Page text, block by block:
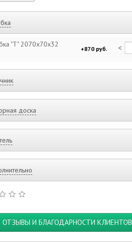
"Т" 2070x70x32
+870 руб. <
доска
ОТЗЫВЫ И БЛАГОДАРНОСТИ КЛИЕНТОВ